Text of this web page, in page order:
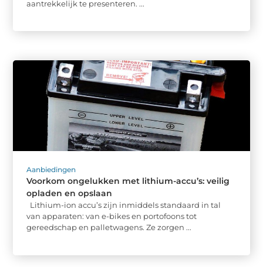
aantrekkelijk te presenteren. ...
Aanbiedingen
Voorkom ongelukken met lithium-accu’s: veilig
opladen en opslaan
Lithium-ion accu’s zijn inmiddels standaard in tal
van apparaten: van e-bikes en portofoons tot
gereedschap en palletwagens. Ze zorgen ...